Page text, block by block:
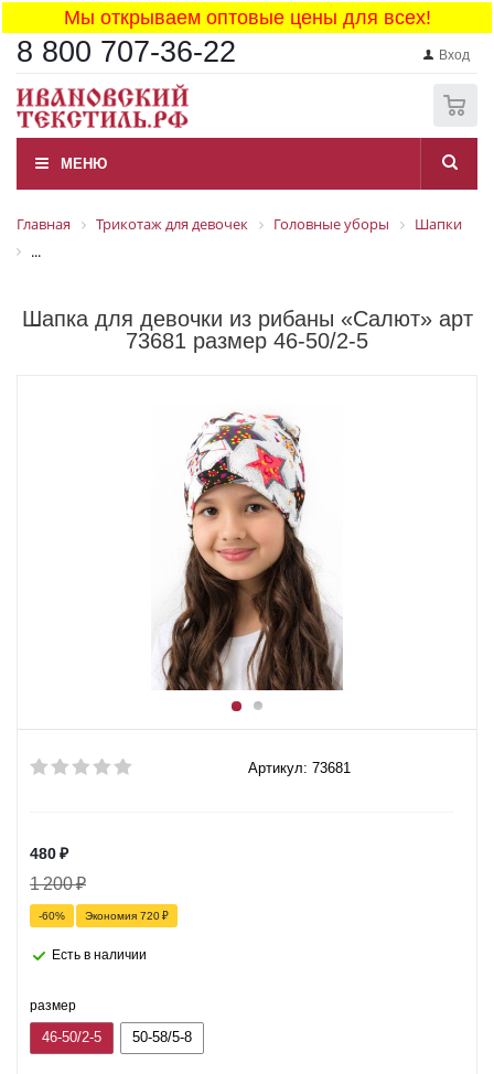
Мы открываем оптовые цены для всех!
8 800 707-36-22 Вход
МЕНЮ
Главная Трикотаж для девочек Головные уборы
Шапки
...
Шапка для девочки из рибаны «Салют» арт
73681 размер 46-50/2-5
Артикул: 73681
480₽
1 200₽
-60% Экономия 720₽
Есть в наличии
размер
46-50/2-5 50-58/5-8